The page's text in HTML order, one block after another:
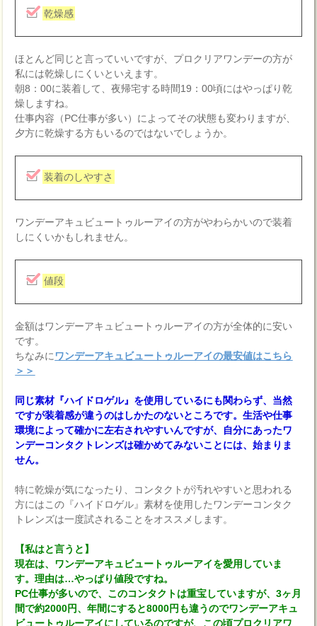
乾燥感
ほとんど同じと言っていいですが、プロクリアワンデーの方が
私には乾燥しにくいといえます。
朝8：00に装着して、夜帰宅する時間19：00頃にはやっぱり乾
燥しますね。
仕事内容（PC仕事が多い）によってその状態も変わりますが、
夕方に乾燥する方もいるのではないでしょうか。
装着のしやすさ
ワンデーアキュビュートゥルーアイの方がやわらかいので装着
しにくいかもしれません。
値段
金額はワンデーアキュビュートゥルーアイの方が全体的に安い
です。
ちなみに ワンデーアキュビュートゥルーアイの最安値はこちら
＞＞
同じ素材『ハイドロゲル』を使用しているにも関わらず、当然
ですが装着感が違うのはしかたのないところです。生活や仕事
環境によって確かに左右されやすいんですが、自分にあったワ
ンデーコンタクトレンズは確かめてみないことには、始まりま
せん。
特に乾燥が気になったり、コンタクトが汚れやすいと思われる
方にはこの『ハイドロゲル』素材を使用したワンデーコンタク
トレンズは一度試されることをオススメします。
【私はと言うと】
現在は、ワンデーアキュビュートゥルーアイを愛用していま
す。理由は…やっぱり値段ですね。
PC仕事が多いので、このコンタクトは重宝していますが、3ヶ月
間で約2000円、年間にすると8000円も違うのでワンデーアキュ
ビュートゥルーアイにしているのですが、この頃プロクリアワ